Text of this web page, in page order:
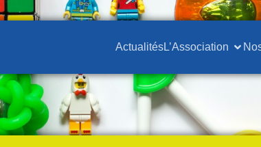
ActualitésL’Association